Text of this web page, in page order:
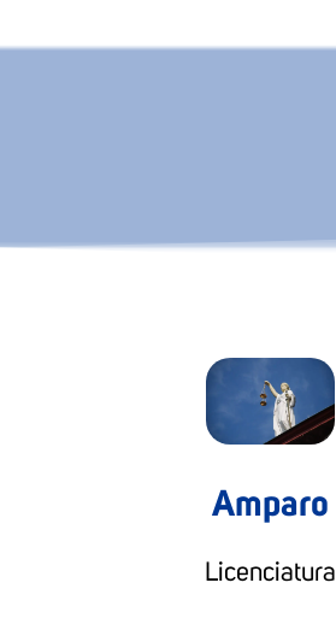
Amparo
Licenciatura